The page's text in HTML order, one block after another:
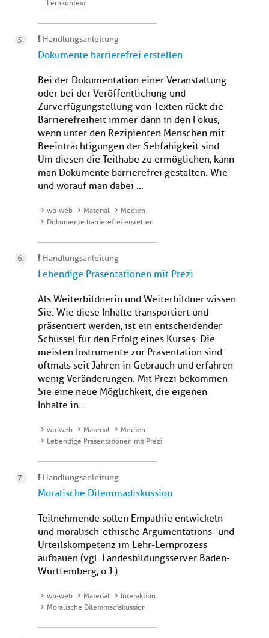
Lernkontext
Handlungsanleitung
Dokumente barrierefrei erstellen
Bei der Dokumentation einer Veranstaltung
oder bei der Veröffentlichung und
Zurverfügungstellung von Texten rückt die
Barrierefreiheit immer dann in den Fokus,
wenn unter den Rezipienten Menschen mit
Beeinträchtigungen der Sehfähigkeit sind.
Um diesen die Teilhabe zu ermöglichen, kann
man Dokumente barrierefrei gestalten. Wie
und worauf man dabei ...
wb-web Material
Medien
Dokumente barrierefrei erstellen
Handlungsanleitung
Lebendige Präsentationen mit Prezi
Als Weiterbildnerin und Weiterbildner wissen
Sie: Wie diese Inhalte transportiert und
präsentiert werden, ist ein entscheidender
Schüssel für den Erfolg eines Kurses. Die
meisten Instrumente zur Präsentation sind
oftmals seit Jahren in Gebrauch und erfahren
wenig Veränderungen. Mit Prezi bekommen
Sie eine neue Möglichkeit, die eigenen
Inhalte in...
wb-web Material
Medien
Lebendige Präsentationen mit Prezi
Handlungsanleitung
Moralische Dilemmadiskussion
Teilnehmende sollen Empathie entwickeln
und moralisch-ethische Argumentations- und
Urteilskompetenz im Lehr-Lernprozess
aufbauen (vgl. Landesbildungsserver Baden-
Württemberg, o.J.).
wb-web Material
Interaktion
Moralische Dilemmadiskussion